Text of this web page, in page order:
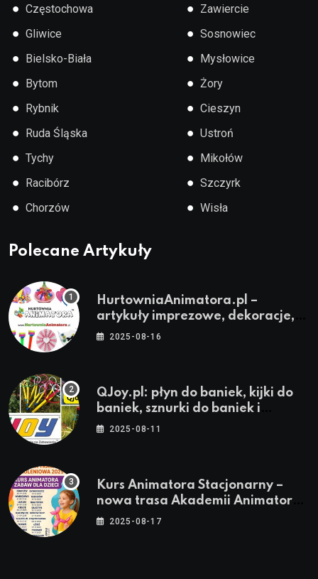
● Częstochowa
● Gliwice
● Bielsko-Biała
● Bytom
● Rybnik
● Ruda Śląska
● Tychy
● Racibórz
● Chorzów
● Zawiercie
● Sosnowiec
● Mysłowice
● Żory
● Cieszyn
● Ustroń
● Mikołów
● Szczyrk
● Wisła
Polecane Artykuły
HurtowniaAnimatora.pl –
artykuły imprezowe, dekoracje,
stroje i akcesoria dla animatorów
2025-08-16
QJoy.pl: płyn do baniek, kijki do
baniek, sznurki do baniek i
zestawy do baniek
2025-08-11
Kurs Animatora Stacjonarny –
nowa trasa Akademii Animatora
– jesień 2025
2025-08-17